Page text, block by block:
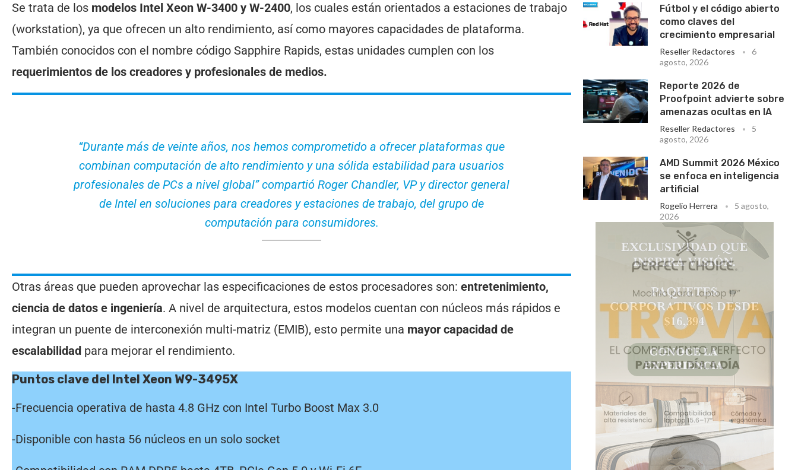
Se trata de los modelos Intel Xeon W-3400 y W-2400, los cuales están orientados a estaciones de trabajo
(workstation), ya que ofrecen un alto rendimiento, así como mayores capacidades de plataforma.
También conocidos con el nombre código Sapphire Rapids, estas unidades cumplen con los
requerimientos de los creadores y profesionales de medios.
“Durante más de veinte años, nos hemos comprometido a ofrecer plataformas que
combinan computación de alto rendimiento y una sólida estabilidad para usuarios
profesionales de PCs a nivel global” compartió Roger Chandler, VP y director general
de Intel en soluciones para creadores y estaciones de trabajo, del grupo de
computación para consumidores.
Otras áreas que pueden aprovechar las especificaciones de estos procesadores son: entretenimiento,
ciencia de datos e ingeniería. A nivel de arquitectura, estos modelos cuentan con núcleos más rápidos e
integran un puente de interconexión multi-matriz (EMIB), esto permite una mayor capacidad de
escalabilidad para mejorar el rendimiento.
Puntos clave del Intel Xeon W9-3495X
-Frecuencia operativa de hasta 4.8 GHz con Intel Turbo Boost Max 3.0
-Disponible con hasta 56 núcleos en un solo socket
Fútbol y el código abierto
como claves del
crecimiento empresarial
Reseller Redactores
6
agosto, 2026
Reporte 2026 de
Proofpoint advierte sobre
amenazas ocultas en IA
Reseller Redactores
5
agosto, 2026
AMD Summit 2026 México
se enfoca en inteligencia
artificial
Rogelio Herrera
5 agosto,
2026